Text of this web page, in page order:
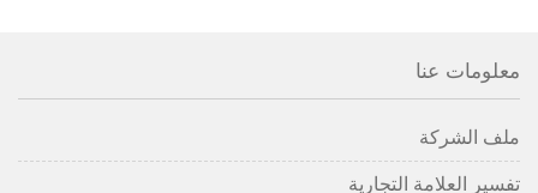
معلومات عنا
ملف الشركة
تفسير العلامة التجارية